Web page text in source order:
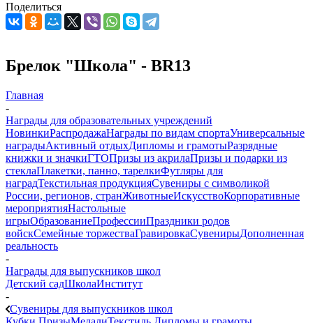
Поделиться
Брелок "Школа" - BR13
Главная
-
Награды для образовательных учреждений
НовинкиРаспродажаНаграды по видам спортаУниверсальные
наградыАктивный отдыхДипломы и грамотыРазрядные
книжки и значкиГТОПризы из акрилаПризы и подарки из
стеклаПлакетки, панно, тарелкиФутляры для
наградТекстильная продукцияСувениры с символикой
России, регионов, странЖивотныеИскусствоКорпоративные
мероприятияНастольные
игрыОбразованиеПрофессииПраздники родов
войскСемейные торжестваГравировкаСувенирыДополненная
реальность
-
Награды для выпускников школ
Детский садШколаИнститут
-
Сувениры для выпускников школ